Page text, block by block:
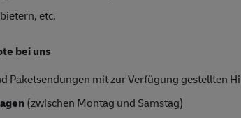
etc.
bei uns
Paketsendungen mit zur Verfügung gestellten
(zwischen Montag und Samstag)